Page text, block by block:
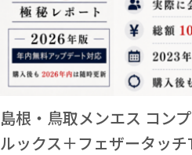
島根・鳥取メンエス コン
ルックス＋フェザータッチ